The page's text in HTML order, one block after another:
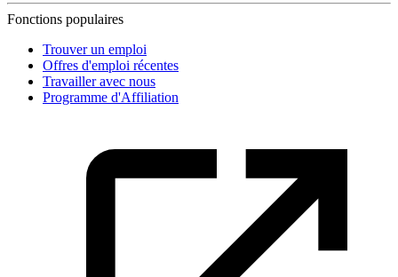
Fonctions populaires
Trouver un emploi
Offres d'emploi récentes
Travailler avec nous
Programme d'Affiliation